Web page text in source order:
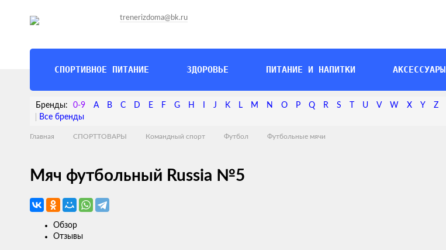
trenerizdoma@bk.ru
СПОРТИВНОЕ ПИТАНИЕ ЗДОРОВЬЕ ПИТАНИЕ И НАПИТКИ АКСЕССУАРЫ
0-9 A B C D E F G H J K L M N O P Q R S U V W X Y Z
Главная СПОРТТОВАРЫ Командный спорт Футбол Футбольные мячи
Мяч футбольный Russia №5
Обзор
Отзывы